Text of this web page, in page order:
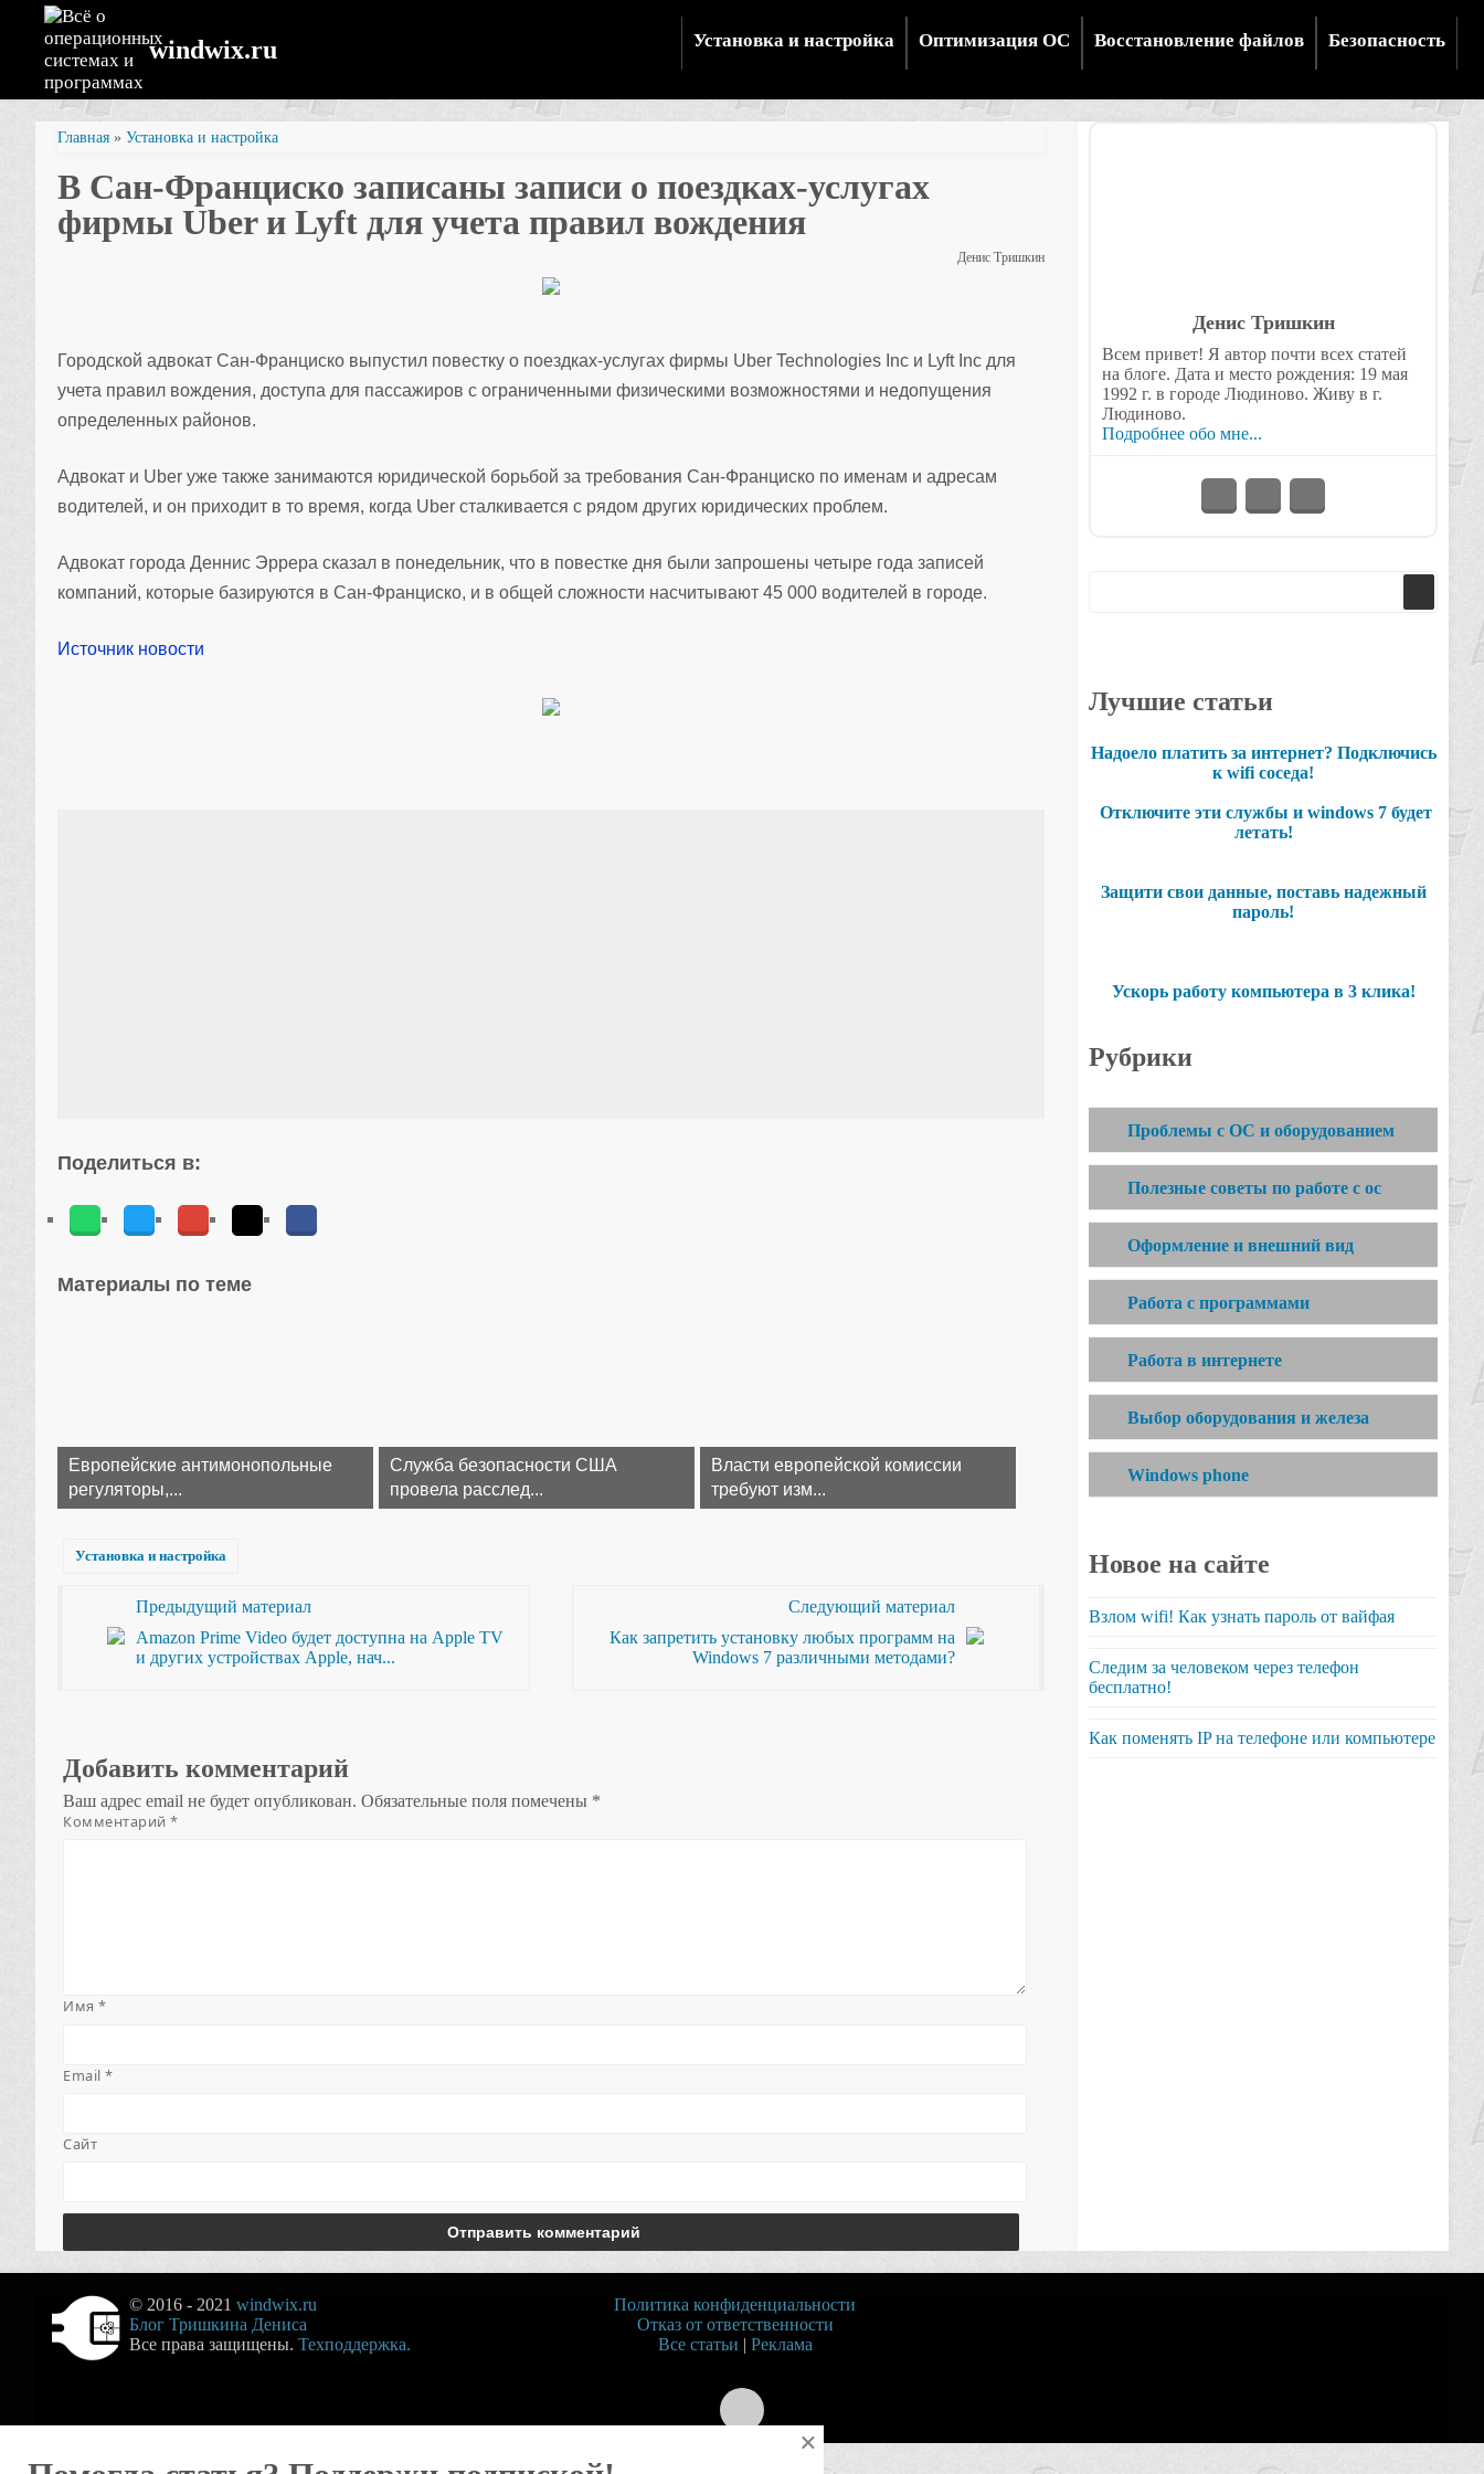
windwix.ru Установка и настройка Оптимизация ОС Восстановление файлов Безопасность
Главная » Установка и настройка
В Сан-Франциско записаны записи о поездках-услугах
фирмы Uber и Lyft для учета правил вождения
Денис Тришкин
Городской адвокат Сан-Франциско выпустил повестку о поездках-услугах фирмы Uber Technologies Inc и Lyft Inc для
учета правил вождения, доступа для пассажиров с ограниченными физическими возможностями и недопущения
определенных районов.
Адвокат и Uber уже также занимаются юридической борьбой за требования Сан-Франциско по именам и адресам
водителей, и он приходит в то время, когда Uber сталкивается с рядом других юридических проблем.
Адвокат города Деннис Эррера сказал в понедельник, что в повестке дня были запрошены четыре года записей
компаний, которые базируются в Сан-Франциско, и в общей сложности насчитывают 45 000 водителей в городе.
Источник новости
Поделиться в:
Материалы по теме
Европейские антимонопольные
регуляторы,...
Служба безопасности США
провела расслед...
Власти европейской комиссии
требуют изм...
Установка и настройка
Предыдущий материал
Amazon Prime Video будет доступна на Apple TV
и других устройствах Apple, нач...
Следующий материал
Как запретить установку любых программ на
Windows 7 различными методами?
Добавить комментарий
Ваш адрес email не будет опубликован. Обязательные поля помечены *
Комментарий*
Имя*
Email*
Сайт
Денис Тришкин
Всем привет! Я автор почти всех статей
на блоге. Дата и место рождения: 19 мая
1992 г. в городе Людиново. Живу в г.
Людиново.
Подробнее обо мне...
Лучшие статьи
Надоело платить за интернет? Подключись
к wifi соседа!
Отключите эти службы и windows 7 будет
летать!
Защити свои данные, поставь надежный
пароль!
Ускорь работу компьютера в 3 клика!
Рубрики
Проблемы с ОС и оборудованием
Полезные советы по работе с ос
Оформление и внешний вид
Работа с программами
Работа в интернете
Выбор оборудования и железа
Windows phone
Новое на сайте
Взлом wifi! Как узнать пароль от вайфая
Следим за человеком через телефон
бесплатно!
Как поменять IP на телефоне или компьютере
© 2016 - 2021 windwix.ru
Блог Тришкина Дениса
Все права защищены. Техподдержка.
Политика конфиденциальности
Отказ от ответственности
Все статьи | Реклама
×